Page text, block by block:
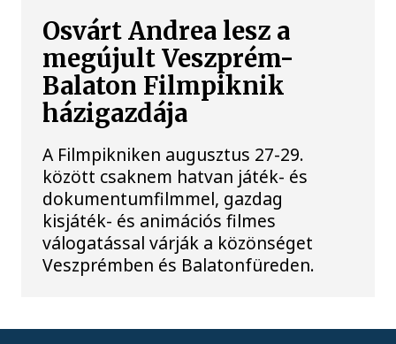
Osvárt Andrea lesz a
megújult Veszprém-
Balaton Filmpiknik
házigazdája
A Filmpikniken augusztus 27-29.
között csaknem hatvan játék- és
dokumentumfilmmel, gazdag
kisjáték- és animációs filmes
válogatással várják a közönséget
Veszprémben és Balatonfüreden.